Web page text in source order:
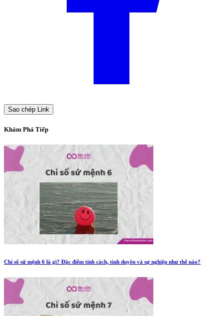
Sao chép Link
Khám Phá Tiếp
Chỉ số sứ mệnh 6 là gì? Đặc điểm tính cách, tình duyên và sự nghiệp như thế nào?